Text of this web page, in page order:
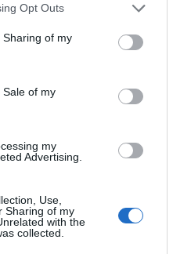
app uses one or more Google
behaviour. You may click to
and its third-party tags to
purposes in below Google
Opt Outs
of my
of my
my
Advertising.
Use,
Sharing of my
with the
collected.
e Summer Jam anima o
mulheres”